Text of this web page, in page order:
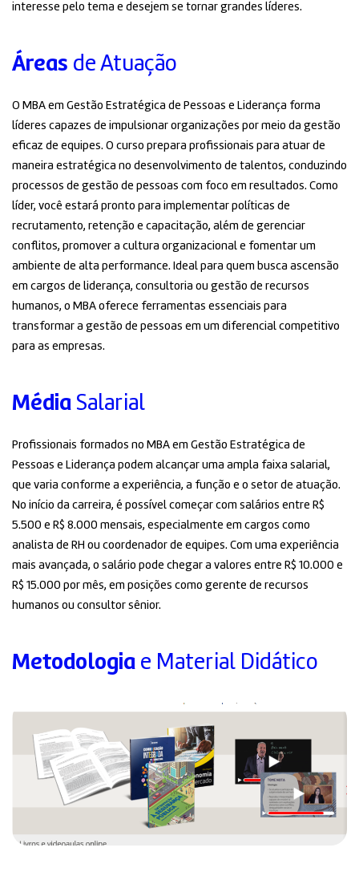
interesse pelo tema e desejem se tornar grandes líderes.
Áreas de Atuação
O MBA em Gestão Estratégica de Pessoas e Liderança forma
líderes capazes de impulsionar organizações por meio da gestão
eficaz de equipes. O curso prepara profissionais para atuar de
maneira estratégica no desenvolvimento de talentos, conduzindo
processos de gestão de pessoas com foco em resultados. Como
líder, você estará pronto para implementar políticas de
recrutamento, retenção e capacitação, além de gerenciar
conflitos, promover a cultura organizacional e fomentar um
ambiente de alta performance. Ideal para quem busca ascensão
em cargos de liderança, consultoria ou gestão de recursos
humanos, o MBA oferece ferramentas essenciais para
transformar a gestão de pessoas em um diferencial competitivo
para as empresas.
Média Salarial
Profissionais formados no MBA em Gestão Estratégica de
Pessoas e Liderança podem alcançar uma ampla faixa salarial,
que varia conforme a experiência, a função e o setor de atuação.
No início da carreira, é possível começar com salários entre R$
5.500 e R$ 8.000 mensais, especialmente em cargos como
analista de RH ou coordenador de equipes. Com uma experiência
mais avançada, o salário pode chegar a valores entre R$ 10.000 e
R$ 15.000 por mês, em posições como gerente de recursos
humanos ou consultor sênior.
Metodologia e Material Didático